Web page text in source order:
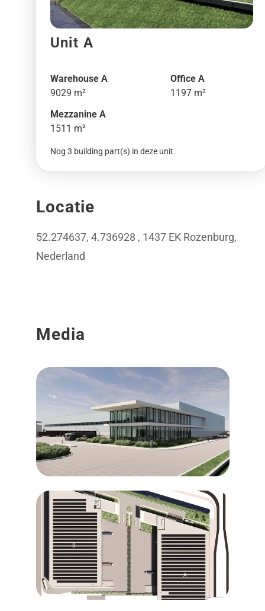
Unit A
Warehouse A
9029 m²
Office A
1197 m²
Mezzanine A
1511 m²
Nog 3 building part(s) in deze unit
Locatie
52.274637, 4.736928 , 1437 EK Rozenburg,
Nederland
Media